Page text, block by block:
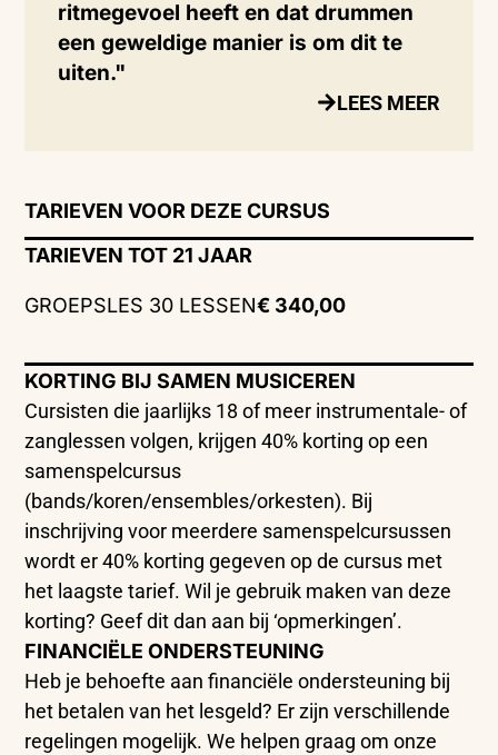
ritmegevoel heeft en dat drummen
een geweldige manier is om dit te
uiten."
LEES MEER
TARIEVEN VOOR DEZE CURSUS
TARIEVEN TOT 21 JAAR
GROEPSLES 30 LESSEN€ 340,00
KORTING BIJ SAMEN MUSICEREN
Cursisten die jaarlijks 18 of meer instrumentale- of
zanglessen volgen, krijgen 40% korting op een
samenspelcursus
(bands/koren/ensembles/orkesten). Bij
inschrijving voor meerdere samenspelcursussen
wordt er 40% korting gegeven op de cursus met
het laagste tarief. Wil je gebruik maken van deze
korting? Geef dit dan aan bij ‘opmerkingen’.
FINANCIËLE ONDERSTEUNING
Heb je behoefte aan financiële ondersteuning bij
het betalen van het lesgeld? Er zijn verschillende
regelingen mogelijk. We helpen graag om onze